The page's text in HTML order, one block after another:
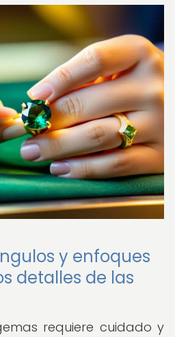
y enfoques
detalles de las
requiere cuidado y